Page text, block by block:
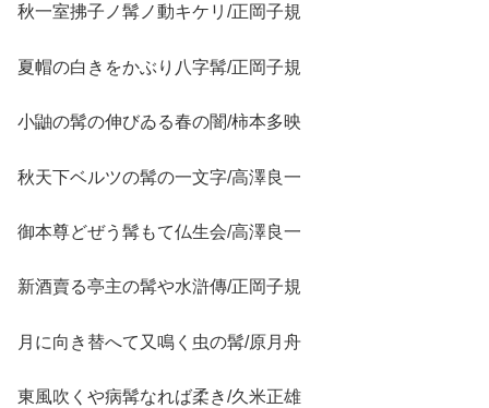
秋一室拂子ノ髯ノ動キケリ/正岡子規
夏帽の白きをかぶり八字髯/正岡子規
小鼬の髯の伸びゐる春の闇/柿本多映
秋天下ベルツの髯の一文字/高澤良一
御本尊どぜう髯もて仏生会/高澤良一
新酒賣る亭主の髯や水滸傳/正岡子規
月に向き替へて又鳴く虫の髯/原月舟
東風吹くや病髯なれば柔き/久米正雄